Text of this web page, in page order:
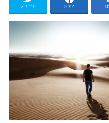
ツイート シェア